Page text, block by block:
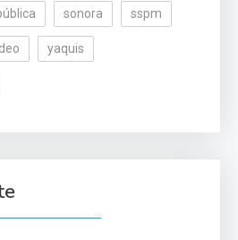
sonora sspm
yaquis